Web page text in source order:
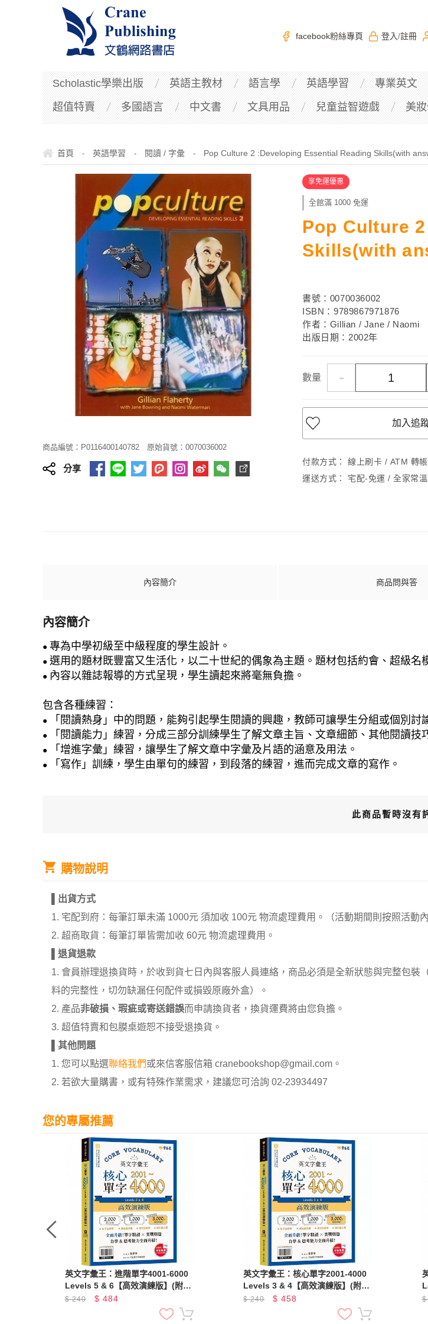
facebook粉絲專頁 登入 /註冊
Scholastic學樂出版 英語主教材 語言學 英語學習 專業英文
超值特賣
多國語言 中文書 文具用品 兒童益智遊戲 美
首頁 - 英語學習 - 閱讀 / 字彙 - Pop Culture 2 :Developing Essential Reading Skills(with
商品編號：P0116400140782 原始貨號：0070036002
分享
享免運優惠
全館滿 1000 免運
Pop Culture
Skills(with
書號：0070036002
ISBN：9789867971876
作者：Gillian / Jane / Naomi
出版日期：2002年
數量 -
加入追
付款方式：
線上刷卡 / ATM 轉帳
運送方式：
宅配-免運 / 全家常
內容簡介 商品問與答
內容簡介
● 專為中學初級至中級程度的學生設計。
● 選用的題材既豐富又生活化，以二十世紀的偶象為主題。題材包括約會、超級
● 內容以雜誌報導的方式呈現，學生讀起來將毫無負擔。
包含各種練習：
● 「閱讀熱身」中的問題，能夠引起學生閱讀的興趣，教師可讓學生分組或個別討
● 「閱讀能力」練習，分成三部分訓練學生了解文章主旨、文章細節、其他閱讀技
● 「增進字彙」練習，讓學生了解文章中字彙及片語的涵意及用法。
● 「寫作」訓練，學生由單句的練習，到段落的練習，進而完成文章的寫作。
此商品暫時沒有
購物說明
出貨方式
1. 宅配到府：每筆訂單未滿 1000元 須加收 100元 物流處理費用。（活動期間則按照活動內
2. 超商取貨：每筆訂單皆需加收 60元 物流處理費用。
退貨退款
1. 會員辦理退換貨時，於收到貨七日內與客服人員連絡，商品必須是全新狀態與完整包
料的完整性，切勿缺漏任何配件或損毀原廠外盒）。
2. 產品非破損、瑕疵或寄送錯誤而申請換貨者，換貨運費將由您負擔。
3. 超值特賣和包膜桌遊恕不接受退換貨。
其他問題
1. 您可以點選聯絡我們或來信客服信箱 cranebookshop@gmail.com。
2. 若欲大量購書，或有特殊作業需求，建議您可洽詢 02-23934497
您的專屬推薦
英文字彙王：進階單字4001-6000
Levels 5 & 6【高效演練版】(附試
題本，加碼送半年免費數位學習體
$240 $ 484
英文字彙王：核心單字2001-4000
Levels 3 & 4【高效演練版】(附試
題本，加碼送半年免費數位學習體
$240 $458